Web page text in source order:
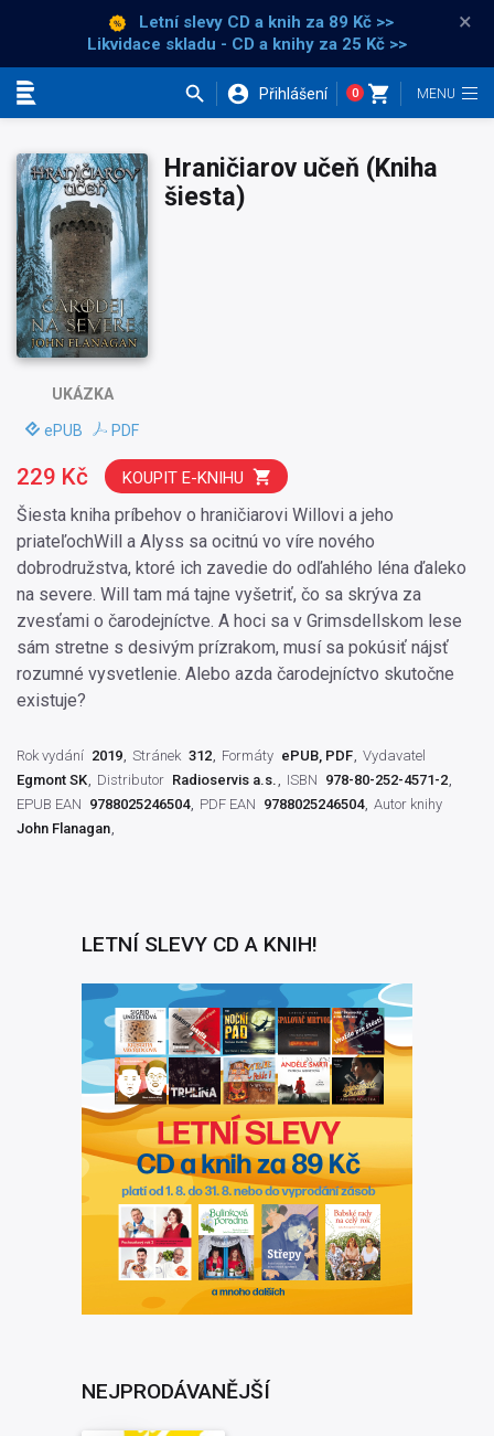
Letní slevy CD a knih za 89 Kč >>
Likvidace skladu - CD a knihy za 25 Kč >>
×
Přihlášení 0
UKÁZKA
ePUB PDF
Hraničiarov učeň (Kniha
šiesta)
Šiesta kniha príbehov o hraničiarovi Willovi a jeho
priateľochWill a Alyss sa ocitnú vo víre nového
dobrodružstva, ktoré ich zavedie do odľahlého léna ďaleko
na severe. Will tam má tajne vyšetriť, čo sa skrýva za
zvesťami o čarodejníctve. A hoci sa v Grimsdellskom lese
sám stretne s desivým prízrakom, musí sa pokúsiť nájsť
rozumné vysvetlenie. Alebo azda čarodejníctvo skutočne
existuje?
229 Kč KOUPIT E-KNIHU
Rok vydání 2019 Stránek 312 Formáty ePUB, PDF Vydavatel
Egmont SK
Distributor Radioservis a.s. ISBN 978-80-252-4571-2
EPUB EAN 9788025246504 PDF EAN 9788025246504 Autor knihy
John Flanagan
LETNÍ SLEVY CD A KNIH!
NEJPRODÁVANĚJŠÍ